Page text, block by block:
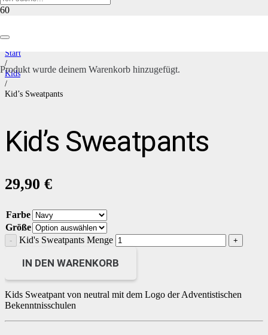
Produkt wurde deinem Warenkorb hinzugefügt.
Start
/
Kids
/
Kid’s Sweatpants
Kid’s Sweatpants
29,90 €
Farbe
Größe
Kid's Sweatpants Menge
IN DEN WARENKORB
Kids Sweatpant von neutral mit dem Logo der Adventistischen
Bekenntnisschulen